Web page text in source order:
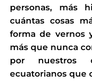
personas, más
cuántas cosas
forma de vernos
más que nunca
por nuestros
ecuatorianos que